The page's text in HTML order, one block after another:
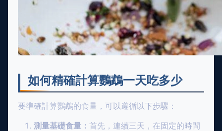
如何精確計算鸚鵡一天吃多少
要準確計算鸚鵡的食量，可以遵循以下步驟：
測量基礎食量： 首先，連續三天，在固定的時間